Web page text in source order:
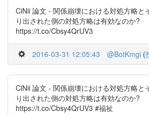
CiNii 論文 - 関係崩壊における対処方略と
り出された側の対処方略は有効なのか?
https://t.co/Cbsy4QrUV3
2016-03-31 12:05:43 @BotKmgi (
CiNii 論文 - 関係崩壊における対処方略と
り出された側の対処方略は有効なのか?
https://t.co/Cbsy4QrUV3 #福祉